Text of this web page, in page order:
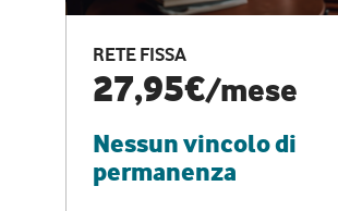
RETE FISSA
27,95€/mese
Nessun vincolo di
permanenza
CASA PRO
Internet
vantaggi
RETE FISSA +
29,95€